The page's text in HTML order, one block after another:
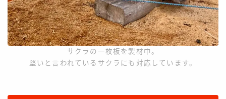
サクラの一枚板を製材中。
堅いと言われているサクラにも対応しています。